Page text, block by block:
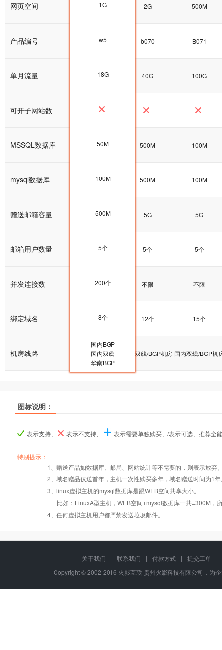
网页空间 1G 2G 500M
产品编号 w5 b070 B071
单月流量 25G 40G 100G
可开子网站数
MSSQL数据库 100M 500M 100M
mysql数据库 100M 500M 100M
赠送邮箱容量 5G 5G 5G
邮箱用户数量 5个 5个 5个
并发连接数 200个 不限 不限
绑定域名 10个 12个 15个
机房线路 国内双线/BGP机房 国内双线/BGP机房 国内双线/BGP机
1G
w5
18G
50M
100M
500M
5个
200个
8个
国内BGP
国内双线
华南BGP
产品名称
Windows2008/
Linux
Windows2008/
Linux
Windows2008/
Linux
产品名称
错误页面定义
产品名称
数据定期备份
数据自助恢复
图标说明：
表示支持、 表示不支持、 表示需要单独购买、/表示可选、推荐全
特别提示：
1、赠送产品如数据库、邮局、网站统计等不需要的，则表示放弃
2、域名赠品仅送首年，主机一次性购买多年，域名赠送时间为1年
3、linux虚拟主机的mysql数据库是跟WEB空间共享大小。
比如：LinuxA型主机，WEB空间+mysql数据库一共=300M，
4、任何虚拟主机用户都严禁发送垃圾邮件。
关于我们 | 联系我们 | 付款方式 | 提交工单
|
Copyright © 2002-2016 火影互联|贵州火影科技有限公司，为